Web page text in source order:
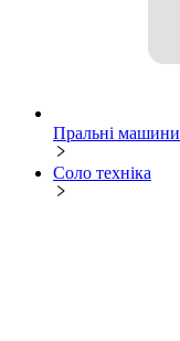
Пральні машини
Соло техніка